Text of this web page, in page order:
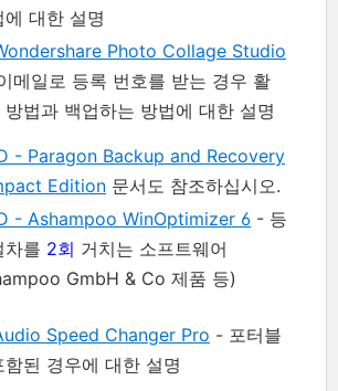
대한 설명
Photo Collage Studio
메일로 등록 번호를 받는 경우 활
방법과 백업하는 방법에 대한 설명
- Paragon Backup and Recovery
Edition 문서도 참조하십시오.
- Ashampoo WinOptimizer 6 - 등
차를 2회 거치는 소프트웨어
GmbH & Co 제품 등)
Speed Changer Pro - 포터블
함된 경우에 대한 설명